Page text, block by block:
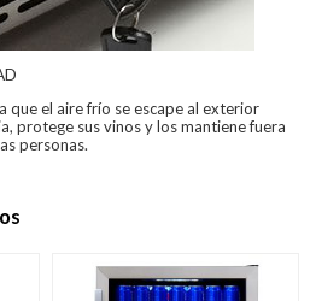
que el aire frío se escape al exterior
protege sus vinos y los mantiene fuera
personas.